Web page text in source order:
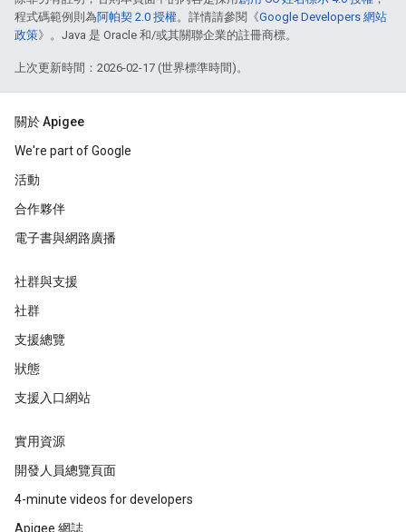
程式碼範例則為阿帕契 2.0 授權。詳情請參閱《Google Developers 網站
政策》。Java 是 Oracle 和/或其關聯企業的註冊商標。
上次更新時間：2026-02-17 (世界標準時間)。
關於 Apigee
We're part of Google
活動
合作夥伴
電子書與網路廣播
社群與支援
社群
支援總覽
狀態
支援入口網站
實用資源
開發人員總覽頁面
4-minute videos for developers
Apigee 網誌